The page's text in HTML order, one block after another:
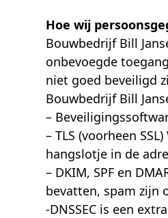
Hoe wij
Bouwbedrijf Bill
onbevoegde
niet goed beveiligd
Bouwbedrijf Bill
–
– TLS (voorheen
hangslotje in de
– DKIM, SPF en
bevatten, spam zijn
-DNSSEC is een